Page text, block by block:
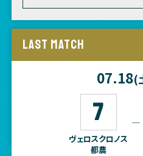
LAST MATCH
07.18(
7
ヴェロスクロノス
都農
―